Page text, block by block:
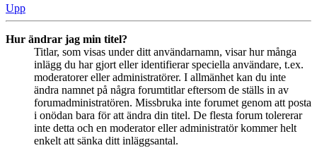
Upp
Hur ändrar jag min titel?
Titlar, som visas under ditt användarnamn, visar hur många
inlägg du har gjort eller identifierar speciella användare, t.ex.
moderatorer eller administratörer. I allmänhet kan du inte
ändra namnet på några forumtitlar eftersom de ställs in av
forumadministratören. Missbruka inte forumet genom att posta
i onödan bara för att ändra din titel. De flesta forum tolererar
inte detta och en moderator eller administratör kommer helt
enkelt att sänka ditt inläggsantal.